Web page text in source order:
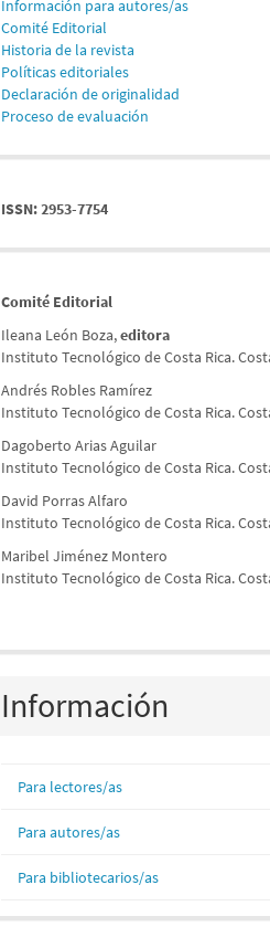
Información para autores/as
Comité Editorial
Historia de la revista
Políticas editoriales
Declaración de originalidad
Proceso de evaluación
issn
ISSN: 2953-7754
comite
Comité Editorial
Ileana León Boza,editora
Instituto Tecnológico de Costa Rica.
Andrés Robles Ramírez
Instituto Tecnológico de Costa Rica.
Dagoberto Arias Aguilar
Instituto Tecnológico de Costa Rica.
David Porras Alfaro
Instituto Tecnológico de Costa Rica.
Maribel Jiménez Montero
Instituto Tecnológico de Costa Rica.
Información
Para lectores/as
Para autores/as
Para bibliotecarios/as